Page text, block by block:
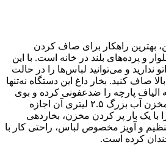
۲۰۰۰ وات گرین، بهترین راهکار برای صاف کردن
و پرده‌های بلند در خانه است. با این
ندارید و می‌توانید لباس‌ها را در حالت
صاف کنید. بخار داغ این دستگاه نه‌تنها
الیاف پارچه را ضدعفونی کرده و بوی
نامطبوع را حذف می‌کند. مخزن آب بزرگ ۲.۵ لیتری آن اجازه
با یک بار پر کردن مخزن، بخاردهی
تنظیم و آویز مخصوص لباس، راحتی کار با
کرده است.